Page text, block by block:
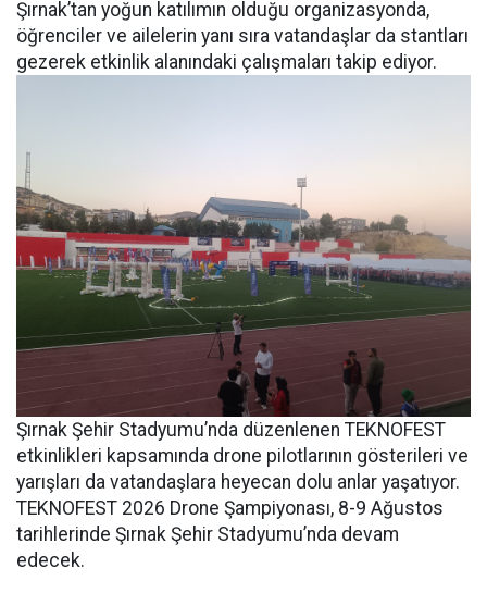
Şırnak’tan yoğun katılımın olduğu organizasyonda,
öğrenciler ve ailelerin yanı sıra vatandaşlar da stantları
gezerek etkinlik alanındaki çalışmaları takip ediyor.
Şırnak Şehir Stadyumu’nda düzenlenen TEKNOFEST
etkinlikleri kapsamında drone pilotlarının gösterileri ve
yarışları da vatandaşlara heyecan dolu anlar yaşatıyor.
TEKNOFEST 2026 Drone Şampiyonası, 8-9 Ağustos
tarihlerinde Şırnak Şehir Stadyumu’nda devam
edecek.